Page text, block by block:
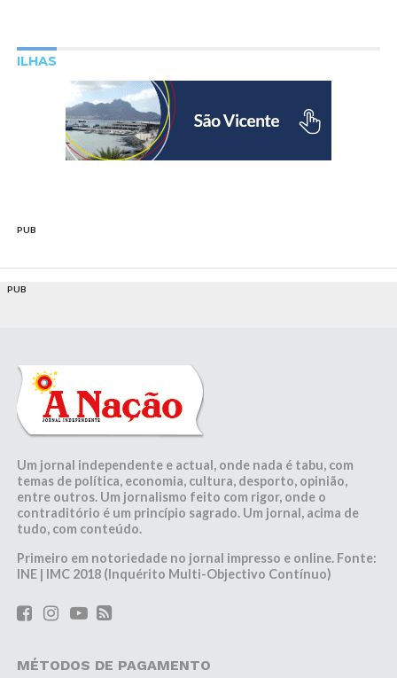
ILHAS
PUB
PUB
Um jornal independente e actual, onde nada é tabu, com
temas de política, economia, cultura, desporto, opinião,
entre outros. Um jornalismo feito com rigor, onde o
contraditório é um princípio sagrado. Um jornal, acima de
tudo, com conteúdo.
Primeiro em notoriedade no jornal impresso e online. Fonte:
INE | IMC 2018 (Inquérito Multi-Objectivo Contínuo)
MÉTODOS DE PAGAMENTO